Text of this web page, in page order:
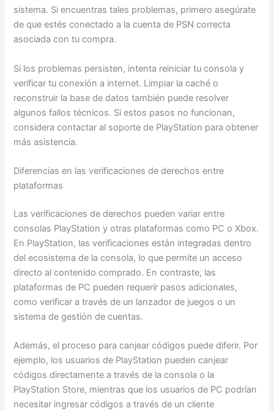
sistema. Si encuentras tales problemas, primero asegúrate
de que estés conectado a la cuenta de PSN correcta
asociada con tu compra.
Si los problemas persisten, intenta reiniciar tu consola y
verificar tu conexión a internet. Limpiar la caché o
reconstruir la base de datos también puede resolver
algunos fallos técnicos. Si estos pasos no funcionan,
considera contactar al soporte de PlayStation para obtener
más asistencia.
Diferencias en las verificaciones de derechos entre
plataformas
Las verificaciones de derechos pueden variar entre
consolas PlayStation y otras plataformas como PC o Xbox.
En PlayStation, las verificaciones están integradas dentro
del ecosistema de la consola, lo que permite un acceso
directo al contenido comprado. En contraste, las
plataformas de PC pueden requerir pasos adicionales,
como verificar a través de un lanzador de juegos o un
sistema de gestión de cuentas.
Además, el proceso para canjear códigos puede diferir. Por
ejemplo, los usuarios de PlayStation pueden canjear
códigos directamente a través de la consola o la
PlayStation Store, mientras que los usuarios de PC podrían
necesitar ingresar códigos a través de un cliente